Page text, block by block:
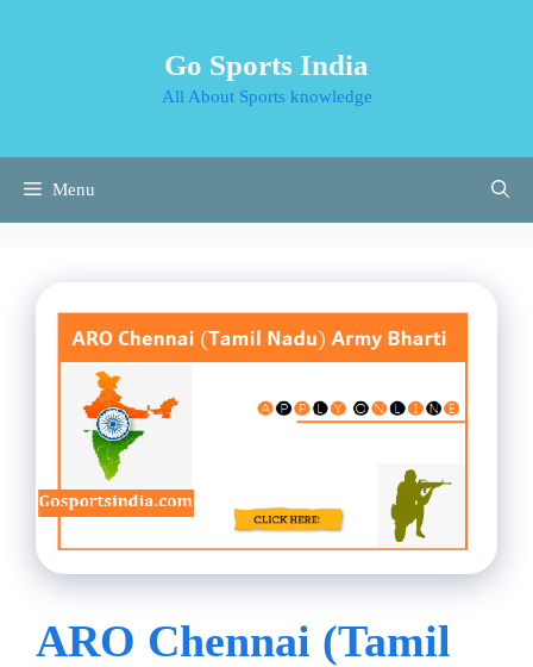
Go Sports India
All About Sports knowledge
Menu
ARO Chennai (Tamil